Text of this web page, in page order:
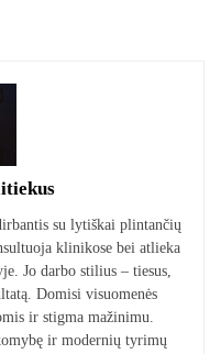
su lytiškai plintančių
klinikose bei atlieka
Jo darbo stilius – tiesus,
Domisi visuomenės
ir stigma mažinimu.
ir modernių tyrimų